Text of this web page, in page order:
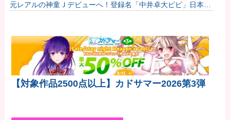
元レアルの神童Ｊデビューへ！登録名「中井卓大ピピ」日本初
【対象作品2500点以上】カドサマー2026第3弾